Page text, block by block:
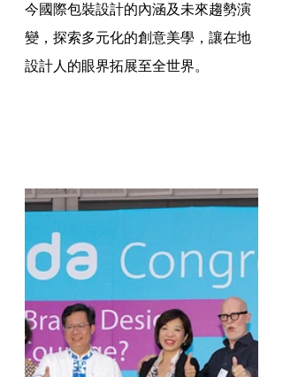
今國際包裝設計的內涵及未來趨勢演
變，探索多元化的創意美學，讓在地
設計人的眼界拓展至全世界。